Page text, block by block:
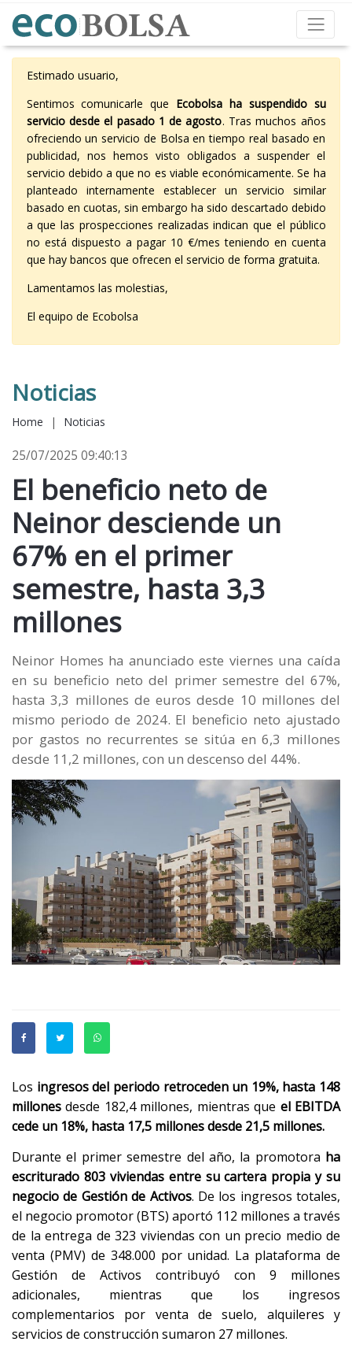
Estimado usuario,
Sentimos comunicarle que Ecobolsa ha suspendido su
servicio desde el pasado 1 de agosto. Tras muchos años
ofreciendo un servicio de Bolsa en tiempo real basado en
publicidad, nos hemos visto obligados a suspender el
servicio debido a que no es viable económicamente. Se ha
planteado internamente establecer un servicio similar
basado en cuotas, sin embargo ha sido descartado debido
a que las prospecciones realizadas indican que el público
no está dispuesto a pagar 10 €/mes teniendo en cuenta
que hay bancos que ofrecen el servicio de forma gratuita.
Lamentamos las molestias,
El equipo de Ecobolsa
Noticias
Home | Noticias
25/07/2025 09:40:13
El beneficio neto de
Neinor desciende un
67% en el primer
semestre, hasta 3,3
millones
Neinor Homes ha anunciado este viernes una caída
en su beneficio neto del primer semestre del 67%,
hasta 3,3 millones de euros desde 10 millones del
mismo periodo de 2024. El beneficio neto ajustado
por gastos no recurrentes se sitúa en 6,3 millones
desde 11,2 millones, con un descenso del 44%.
Los ingresos del periodo retroceden un 19%, hasta 148
millones desde 182,4 millones, mientras que el EBITDA
cede un 18%, hasta 17,5 millones desde 21,5 millones.
Durante el primer semestre del año, la promotora ha
escriturado 803 viviendas entre su cartera propia y su
negocio de Gestión de Activos. De los ingresos totales,
el negocio promotor (BTS) aportó 112 millones a través
de la entrega de 323 viviendas con un precio medio de
venta (PMV) de 348.000 por unidad. La plataforma de
Gestión de Activos contribuyó con 9 millones
adicionales, mientras que los ingresos
complementarios por venta de suelo, alquileres y
servicios de construcción sumaron 27 millones.